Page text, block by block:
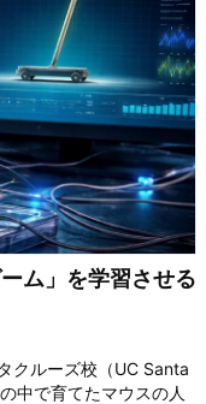
ム」を学習させる
クルーズ校（UC Santa
中で育てたマウスの人